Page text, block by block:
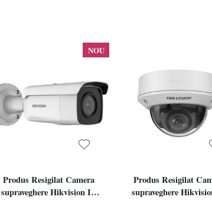
NOU
Produs Resigilat Camera
supraveghere Hikvision IP
Produs Resigilat
supraveghere